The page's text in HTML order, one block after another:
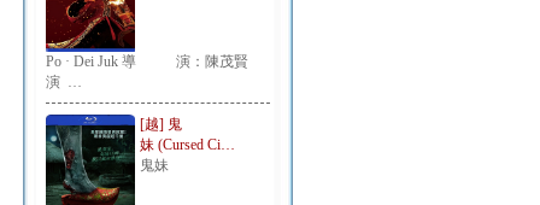
Po · Dei Juk 導 演：陳茂賢
演 …
[越] 鬼
妹 (Cursed Ci…
鬼妹